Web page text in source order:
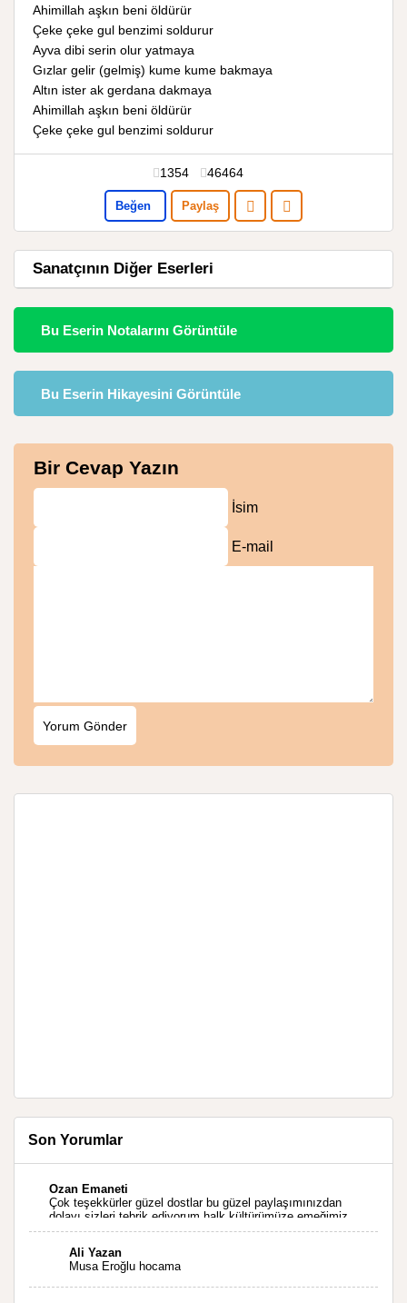
Ahimillah aşkın beni öldürür
Çeke çeke gul benzimi soldurur
Ayva dibi serin olur yatmaya
Gızlar gelir (gelmiş) kume kume bakmaya
Altın ister ak gerdana dakmaya
Ahimillah aşkın beni öldürür
Çeke çeke gul benzimi soldurur
1354 46464
Beğen Paylaş
Sanatçının Diğer Eserleri
Bu Eserin Notalarını Görüntüle
Bu Eserin Hikayesini Görüntüle
Bir Cevap Yazın
İsim
E-mail
Son Yorumlar
Ozan Emaneti
Çok teşekkürler güzel dostlar bu güzel paylaşımınızdan
dolayı sizleri tebrik ediyorum halk kültürümüze emeğimiz
geçti ise ne mutlu bizlere sizlerin sayesinde türkülerimiz
Ali Yazan
Musa Eroğlu hocama